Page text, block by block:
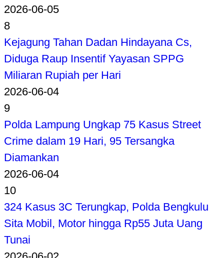
2026-06-05
8
Kejagung Tahan Dadan Hindayana Cs,
Diduga Raup Insentif Yayasan SPPG
Miliaran Rupiah per Hari
2026-06-04
9
Polda Lampung Ungkap 75 Kasus Street
Crime dalam 19 Hari, 95 Tersangka
Diamankan
2026-06-04
10
324 Kasus 3C Terungkap, Polda Bengkulu
Sita Mobil, Motor hingga Rp55 Juta Uang
Tunai